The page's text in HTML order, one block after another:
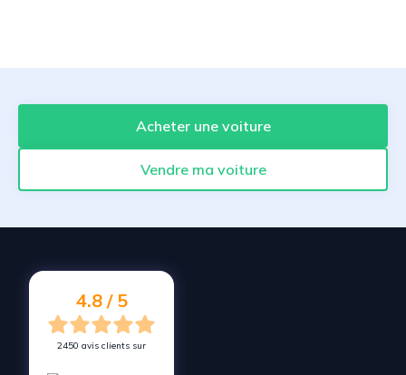
Acheter une voiture
Vendre ma voiture
4.8 / 5
2450 avis clients sur